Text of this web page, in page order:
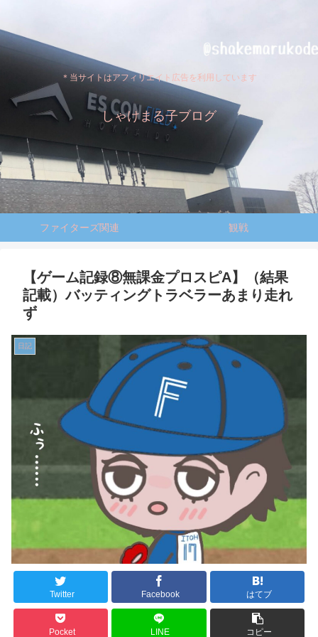
＊当サイトはアフィリエイト広告を利用しています
しゃけまる子ブログ
ファイターズ関連 観戦
【ゲーム記録⑧無課金プロスピA】（結果
記載）バッティングトラベラーあまり走れ
ず
日記
Twitter Facebook はてブ
Pocket LINE コピー